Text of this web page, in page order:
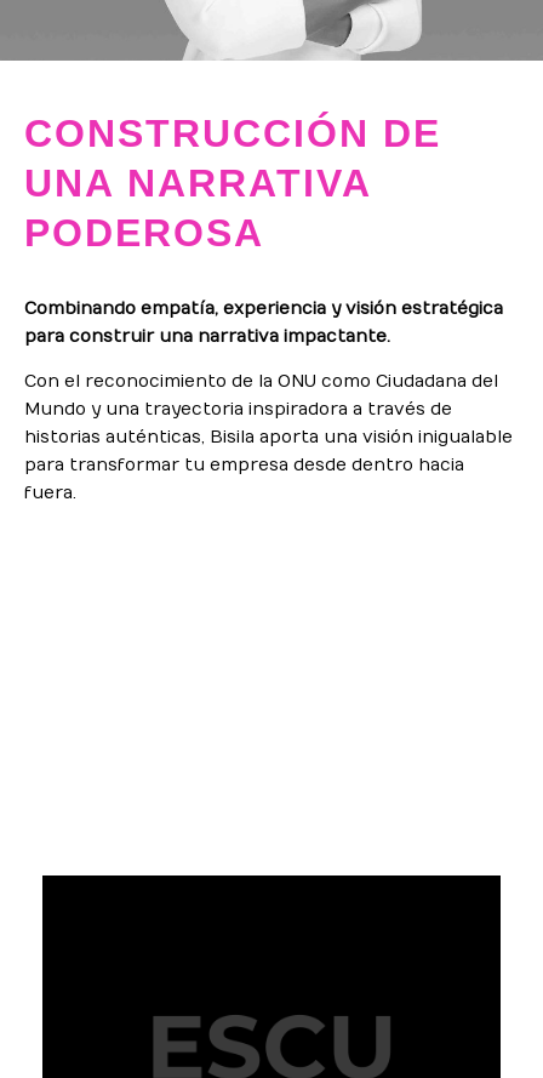
CONSTRUCCIÓN DE
UNA NARRATIVA
PODEROSA
Combinando empatía, experiencia y visión estratégica
para construir una narrativa impactante.
Con el reconocimiento de la ONU como Ciudadana del
Mundo y una trayectoria inspiradora a través de
historias auténticas, Bisila aporta una visión inigualable
para transformar tu empresa desde dentro hacia
fuera.